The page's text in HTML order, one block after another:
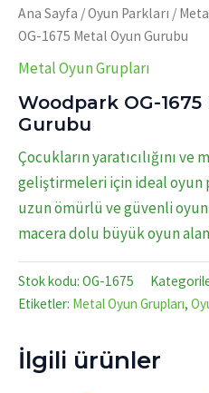
Ana Sayfa /Oyun Parkları /
OG-1675 Metal Oyun Gurubu
Metal Oyun Grupları
Woodpark OG-
Gurubu
Çocukların yaratıcılığını
geliştirmeleri için ideal oyun
uzun ömürlü ve güvenli
macera dolu büyük oyun
Stok kodu: OG-1675
Etiketler: Metal Oyun Grupları,
İlgili ürünler